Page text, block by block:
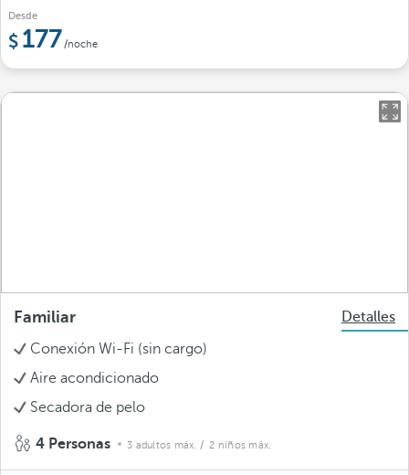
Desde
177/noche
Familiar
Detalles
Conexión Wi-Fi (sin cargo)
Aire acondicionado
Secadora de pelo
4 Personas 3 adultos máx. / 2 niños máx.